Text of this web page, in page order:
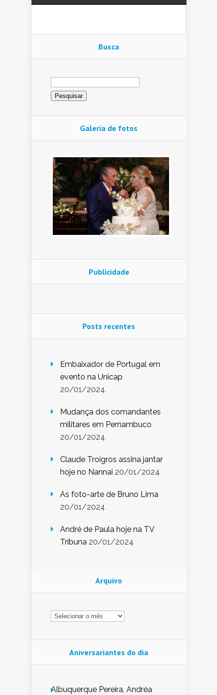
Busca
Pesquisar
por:
Galeria de fotos
Publicidade
Posts recentes
Embaixador de Portugal em
evento na Unicap
20/01/2024
Mudança dos comandantes
militares em Pernambuco
20/01/2024
Claude Troigros assina jantar
hoje no Nannai 20/01/2024
As foto-arte de Bruno Lima
20/01/2024
André de Paula hoje na TV
Tribuna 20/01/2024
Arquivo
Arquivo
Aniversariantes do dia
Albuquerque Pereira, Andréa